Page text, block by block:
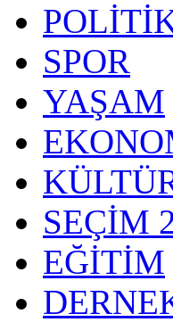
SPOR
YAŞAM
SEÇİM
EĞİTİM